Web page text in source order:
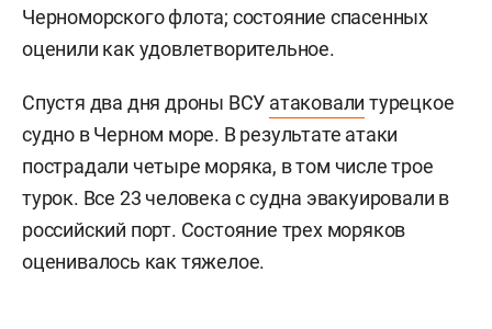
Черноморского флота; состояние спасенных
оценили как удовлетворительное.
Спустя два дня дроны ВСУ атаковали турецкое
судно в Черном море. В результате атаки
пострадали четыре моряка, в том числе трое
турок. Все 23 человека с судна эвакуировали в
российский порт. Состояние трех моряков
оценивалось как тяжелое.